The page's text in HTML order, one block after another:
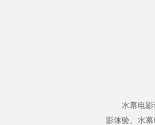
水幕电影设
影体验。水